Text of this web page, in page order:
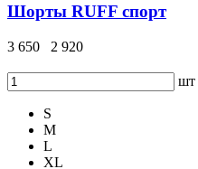
Шорты RUFF спорт
3 650 2 920
шт
S
M
L
XL